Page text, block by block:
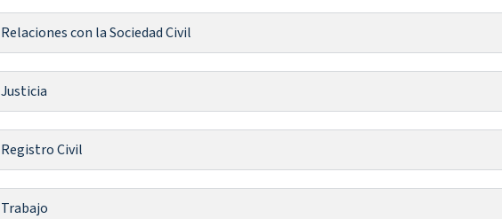
Relaciones con la Sociedad Civil
Justicia
Registro Civil
Trabajo